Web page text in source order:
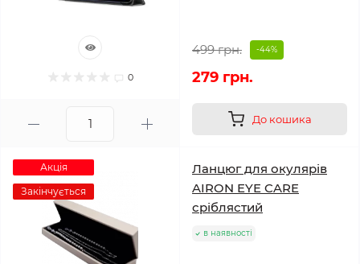
0
499 грн. -44%
279 грн.
До кошика
Акція
Закінчується
Ланцюг для окулярів
AIRON EYE CARE
сріблястий
в наявності